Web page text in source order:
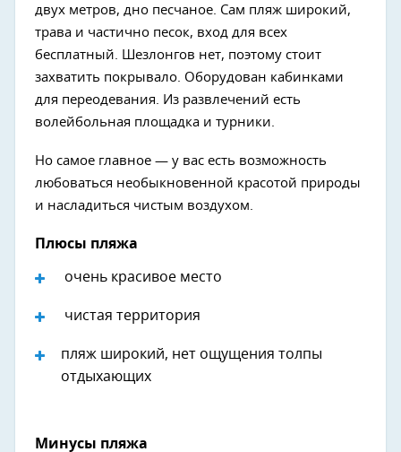
двух метров, дно песчаное. Сам пляж широкий,
трава и частично песок, вход для всех
бесплатный. Шезлонгов нет, поэтому стоит
захватить покрывало. Оборудован кабинками
для переодевания. Из развлечений есть
волейбольная площадка и турники.
Но самое главное — у вас есть возможность
любоваться необыкновенной красотой природы
и насладиться чистым воздухом.
Плюсы пляжа
очень красивое место
чистая территория
пляж широкий, нет ощущения толпы
отдыхающих
Минусы пляжа